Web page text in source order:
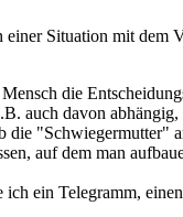
Situation mit dem
die
auch davon
die "Schwiegermutter"
auf dem man
ein Telegramm,